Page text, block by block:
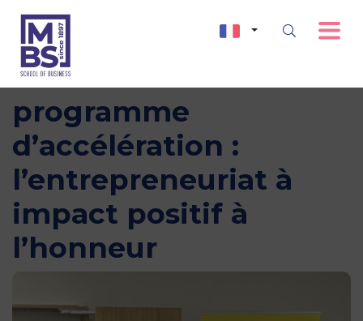
4e édition du
programme
d’accélération :
l’entrepreneuriat à
impact positif à
l’honneur